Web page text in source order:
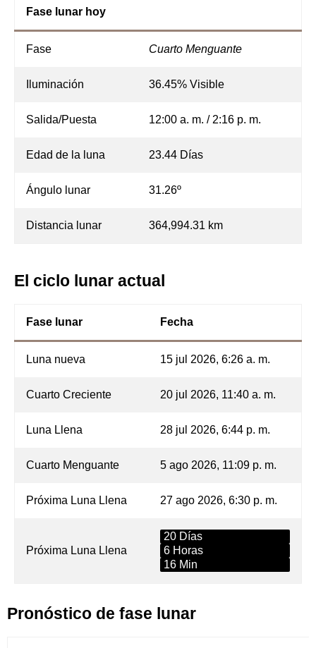
Fase lunar hoy
Fase Cuarto Menguante
Iluminación 36.45% Visible
Salida/Puesta 12:00 a. m. / 2:16 p. m.
Edad de la luna 23.44 Días
Ángulo lunar 31.26º
Distancia lunar 364,994.31 km
El ciclo lunar actual
Fase lunar Fecha
Luna nueva 15 jul 2026, 6:26 a. m.
Cuarto Creciente 20 jul 2026, 11:40 a. m.
Luna Llena 28 jul 2026, 6:44 p. m.
Cuarto Menguante 5 ago 2026, 11:09 p. m.
Próxima Luna Llena 27 ago 2026, 6:30 p. m.
Próxima Luna Llena
20 Días
6 Horas
16 Min
Pronóstico de fase lunar